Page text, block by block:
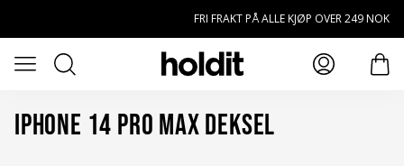
FRI FRAKT PÅ ALLE KJØP OVER 249 NOK
Åpne meny
Søk
iPhone 14 Pro Max Deksel